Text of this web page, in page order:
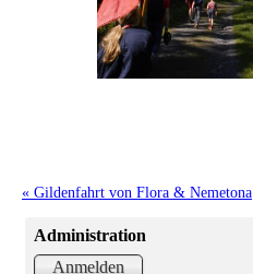
« Gildenfahrt von Flora & Nemetona
Administration
Anmelden